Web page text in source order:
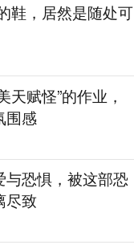
鞋，居然是随处可
天赋怪”的作业，
围感
与恐惧，被这部恐
尽致